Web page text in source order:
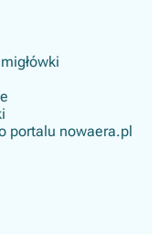
portalu nowaera.pl